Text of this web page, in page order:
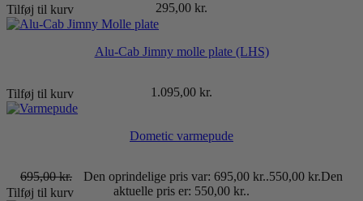
295,00 kr.
Tilføj til kurv
Alu-Cab Jimny molle plate (LHS)
1.095,00 kr.
Tilføj til kurv
Dometic varmepude
695,00kr. Den oprindelige pris var: 695,00 kr..550,00 kr.Den
aktuelle pris er: 550,00 kr..
Tilføj til kurv